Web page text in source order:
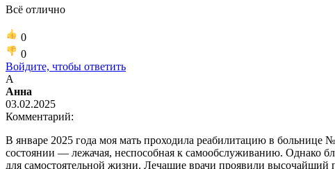
Всё отлично
0
0
Войдите, чтобы ответить
А
Анна
03.02.2025
Комментарий:
В январе 2025 года моя мать проходила реабилитацию в больнице
состоянии — лежачая, неспособная к самообслуживанию. Однако
для самостоятельной жизни. Лечащие врачи проявили высочайший